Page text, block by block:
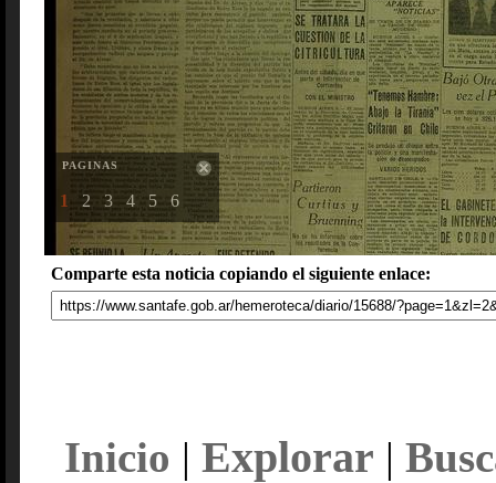
PAGINAS
1 2 3 4 5 6
Comparte esta noticia copiando el siguiente enlace:
Inicio | Explorar |